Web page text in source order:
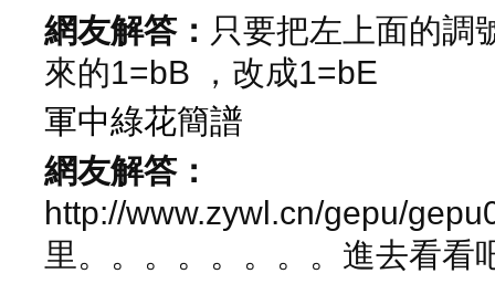
網友解答： 只要把左上面的調
來的1=bB ，改成1=bE
軍中綠花簡譜
網友解答：
http://www.zywl.cn/gepu/
里。。。。。。。。進去看看